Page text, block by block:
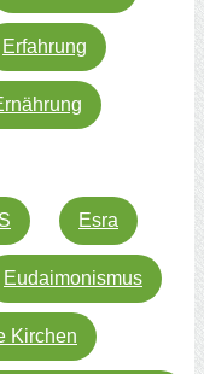
Erfahrung
Esra
Eudaimonismus
Kirchen